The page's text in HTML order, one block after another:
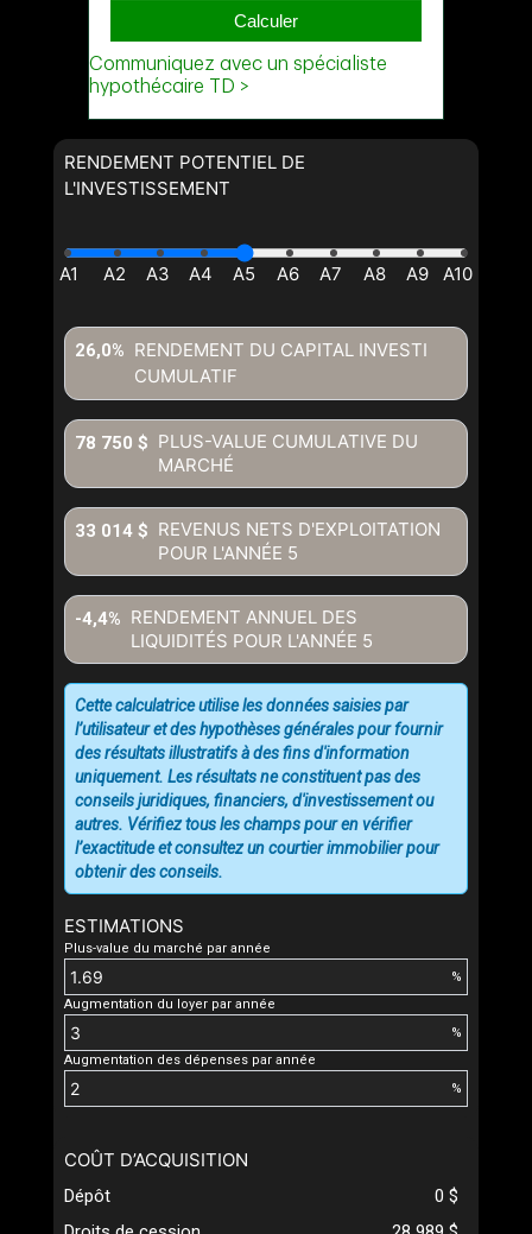
RENDEMENT POTENTIEL DE
L'INVESTISSEMENT
RENDEMENT DU CAPITAL INVESTI
CUMULATIF
26,0%
PLUS-VALUE CUMULATIVE DU
MARCHÉ
78 750 $
REVENUS NETS D'EXPLOITATION
POUR L'ANNÉE 5
33 014 $
RENDEMENT ANNUEL DES
LIQUIDITÉS POUR L'ANNÉE 5
-4,4%
ESTIMATIONS
Plus-value du marché par année
%
Augmentation du loyer par année
%
Augmentation des dépenses par année
%
Cette calculatrice utilise les données saisies par
l’utilisateur et des hypothèses générales pour fournir
des résultats illustratifs à des fins d'information
uniquement. Les résultats ne constituent pas des
conseils juridiques, financiers, d'investissement ou
autres. Vérifiez tous les champs pour en vérifier
l’exactitude et consultez un courtier immobilier pour
obtenir des conseils.
COÛT D’ACQUISITION
Dépôt
0 $